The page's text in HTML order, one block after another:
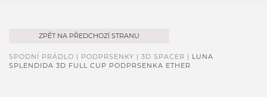
ZPĚT NA PŘEDCHOZÍ STRANU
SPODNÍ PRÁDLO | PODPRSENKY | 3D SPACER | LUNA
SPLENDIDA 3D FULL CUP PODPRSENKA ETHER